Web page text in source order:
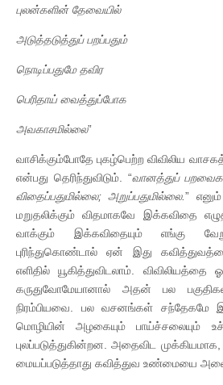
புலன்களின் தேவையில்
அடுத்தடுத்துப் பறப்பதும்
நொடிப்பதுமே தவிர
பெரிதாய் வைத்துப்போக
அவகாசமில்லை”
வாசிக்கும்போதே புகழ்பெற்ற விவிலிய
என்பது தெரிந்துவிடும். “வானத்துப்
விதைப்பதுமில்லை;அறுப்பதுமில்லை.”
மறுதலிக்கும் விதமாகவே இக்கவிதை
வாக்கும் இக்கவிதையும் எங்கு
புரிந்துகொண்டால் ஏன் இது
எளிதில் யூகித்துவிடலாம். விவிலியத்தை
கருதுவோமேயானால் அதன் பல
நிரம்பியவை. பல வசனங்கள் சந்தேகமே
மொழியின் அழகையும் பாய்ச்சலையும்
புலப்படுத்துகின்றன. அதைவிட
மையப்படுத்தாது கவித்துவ உண்மையை